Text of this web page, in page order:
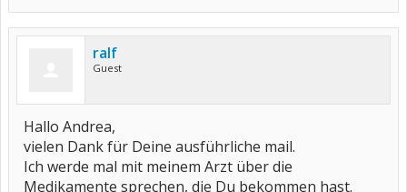
ralf
Guest
Hallo Andrea,
vielen Dank für Deine ausführliche mail.
Ich werde mal mit meinem Arzt über die
Medikamente sprechen, die Du bekommen hast.